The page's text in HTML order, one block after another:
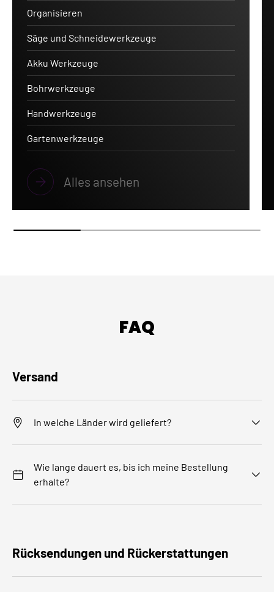
Organisieren
Säge und Schneidewerkzeuge
Akku Werkzeuge
Bohrwerkzeuge
Handwerkzeuge
Gartenwerkzeuge
Alles ansehen
FAQ
Versand
In welche Länder wird geliefert?
Wie lange dauert es, bis ich meine Bestellung
erhalte?
Rücksendungen und Rückerstattungen